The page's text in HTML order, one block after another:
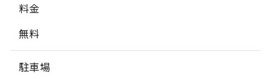
料金
無料
駐車場